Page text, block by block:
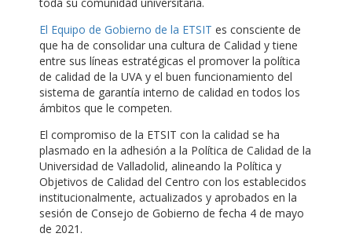
El Equipo de Gobierno de la ETSIT es consciente de
que ha de consolidar una cultura de Calidad y tiene
entre sus líneas estratégicas el promover la política
de calidad de la UVA y el buen funcionamiento del
sistema de garantía interno de calidad en todos los
ámbitos que le competen.
El compromiso de la ETSIT con la calidad se ha
plasmado en la adhesión a la Política de Calidad de la
Universidad de Valladolid, alineando la Política y
Objetivos de Calidad del Centro con los establecidos
institucionalmente, actualizados y aprobados en la
sesión de Consejo de Gobierno de fecha 4 de mayo
de 2021.